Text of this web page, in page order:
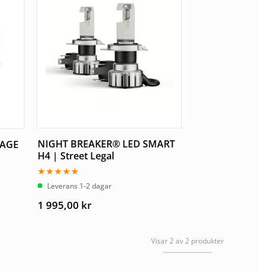
NIGHT BREAKER® LED SMART
H4 | Street Legal
Betygsatt
4.67Leverans 1-2 dagar
1 995,00 kr
Visar 2 av 2 produkter